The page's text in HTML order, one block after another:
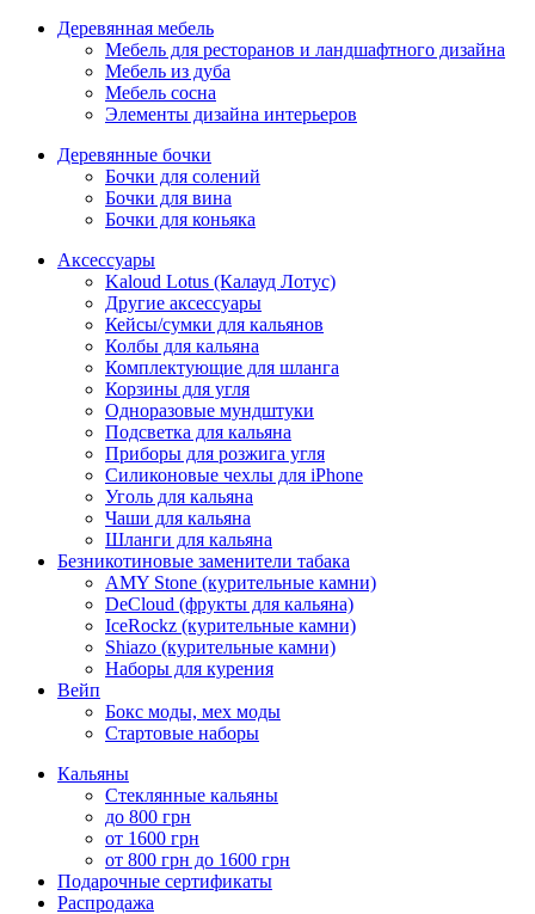
Деревянная мебель
Мебель для ресторанов и ландшафтного дизайна
Мебель из дуба
Мебель сосна
Элементы дизайна интерьеров
Деревянные бочки
Бочки для солений
Бочки для вина
Бочки для коньяка
Аксессуары
Kaloud Lotus (Калауд Лотус)
Другие аксессуары
Кейсы/сумки для кальянов
Колбы для кальяна
Комплектующие для шланга
Корзины для угля
Одноразовые мундштуки
Подсветка для кальяна
Приборы для розжига угля
Силиконовые чехлы для iPhone
Уголь для кальяна
Чаши для кальяна
Шланги для кальяна
Безникотиновые заменители табака
AMY Stone (курительные камни)
DeCloud (фрукты для кальяна)
IceRockz (курительные камни)
Shiazo (курительные камни)
Наборы для курения
Вейп
Бокс моды, мех моды
Стартовые наборы
Кальяны
Стеклянные кальяны
до 800 грн
от 1600 грн
от 800 грн до 1600 грн
Подарочные сертификаты
Распродажа